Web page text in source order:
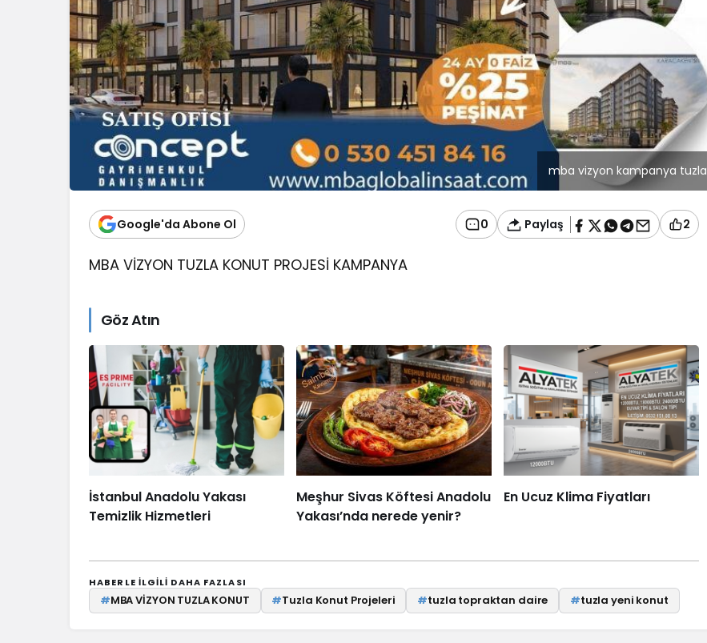
mba vizyon kampanya tuzla
Google'da Abone Ol 0 Paylaş 2
MBA VİZYON TUZLA KONUT PROJESİ KAMPANYA
Göz Atın
İstanbul Anadolu Yakası
Temizlik Hizmetleri
Meşhur Sivas Köftesi Anadolu
Yakası’nda nerede yenir?
En Ucuz Klima Fiyatları
HABERLE ILGILI DAHA FAZLASI
#MBA VİZYON TUZLA KONUT #Tuzla Konut Projeleri #tuzla topraktan daire #tuzla yeni konut